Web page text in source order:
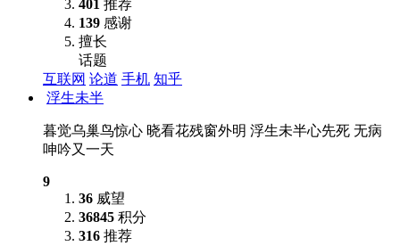
401 推荐
139 感谢
擅长
话题
互联网 论道 手机 知乎
浮生未半
暮觉乌巢鸟惊心 晓看花残窗外明 浮生未半心先死 无病
呻吟又一天
9
36 威望
36845 积分
316 推荐